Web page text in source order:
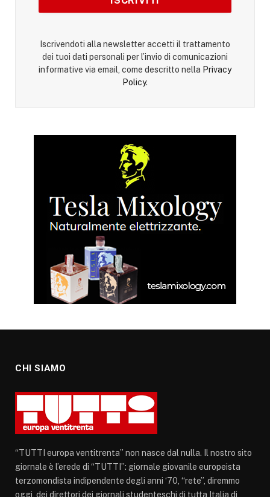
Iscrivendoti alla newsletter accetti il trattamento
dei tuoi dati personali per l’invio di comunicazioni
informative via email, come descritto nella Privacy
Policy.
CHI SIAMO
“TUTTI europa ventitrenta” non nasce dal nulla. Il nostro sito
giornale è l’erede di “TUTTI”: giornale giovanile europeista
terzomondista indipendente degli anni ‘70, “rete”, diremmo
oggi, dei direttori dei giornali studenteschi di tutta Italia di